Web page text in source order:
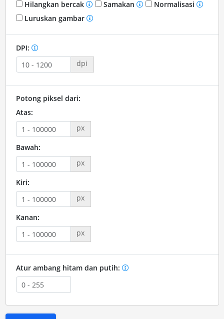
Hilangkan bercak
Samakan
Normalisasi
Luruskan gambar
DPI:
dpi
Potong piksel dari:
Atas:
px
Bawah:
px
Kiri:
px
Kanan:
px
Atur ambang hitam dan putih: